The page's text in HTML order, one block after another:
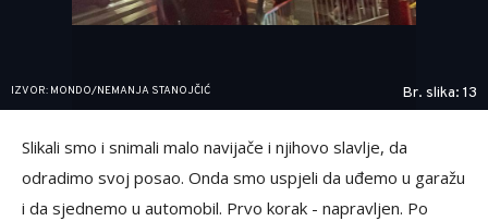
IZVOR: MONDO/NEMANJA STANOJČIĆ Br. slika: 13
Slikali smo i snimali malo navijače i njihovo slavlje, da
odradimo svoj posao. Onda smo uspjeli da uđemo u garažu
i da sjednemo u automobil. Prvo korak - napravljen. Po